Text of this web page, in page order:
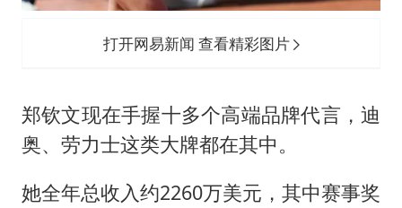
打开网易新闻 查看精彩图片
郑钦文现在手握十多个高端品牌代言，迪
奥、劳力士这类大牌都在其中。
她全年总收入约2260万美元，其中赛事奖